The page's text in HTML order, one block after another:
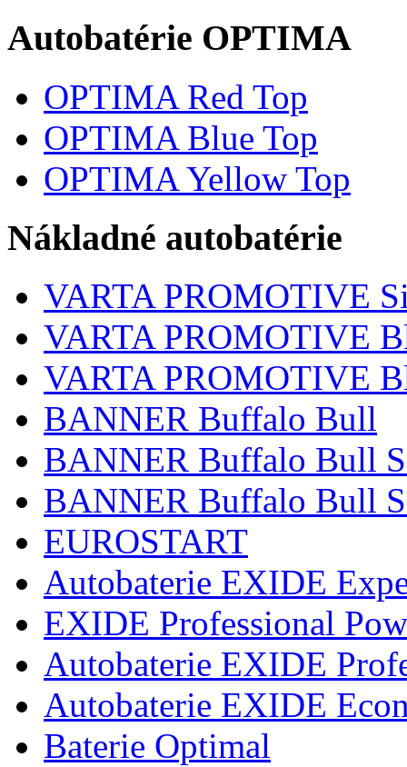
Autobatérie OPTIMA
OPTIMA Red Top
OPTIMA Blue Top
OPTIMA Yellow Top
Nákladné autobatérie
VARTA PROMOTIVE
VARTA PROMOTIVE
VARTA PROMOTIVE
BANNER Buffalo Bull
BANNER Buffalo Bull
BANNER Buffalo Bull
EUROSTART
Autobaterie EXIDE
EXIDE Professional
Autobaterie EXIDE
Autobaterie EXIDE
Baterie Optimal